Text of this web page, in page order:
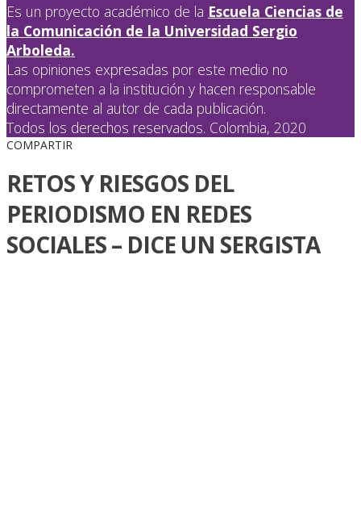
Es un proyecto académico de la Escuela Ciencias de
la Comunicación de la Universidad Sergio
Arboleda.
Las opiniones expresadas por este medio no
comprometen a la institución y hacen responsable
directamente al autor de cada publicación.
Todos los derechos reservados. Colombia, 2020
COMPARTIR
RETOS Y RIESGOS DEL
PERIODISMO EN REDES
SOCIALES – DICE UN SERGISTA